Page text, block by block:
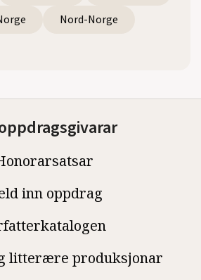
Nord-Norge
inn oppdrag
litterære produksjonar